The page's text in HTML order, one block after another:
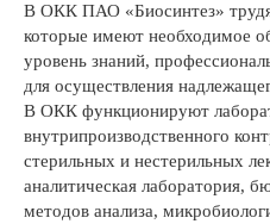
В ОКК ПАО «Биосинтез»
которые имеют необходимое
уровень знаний,
для осуществления
В ОКК функционируют
внутрипроизводственного
стерильных и нестерильных
аналитическая лаборатория,
методов анализа,